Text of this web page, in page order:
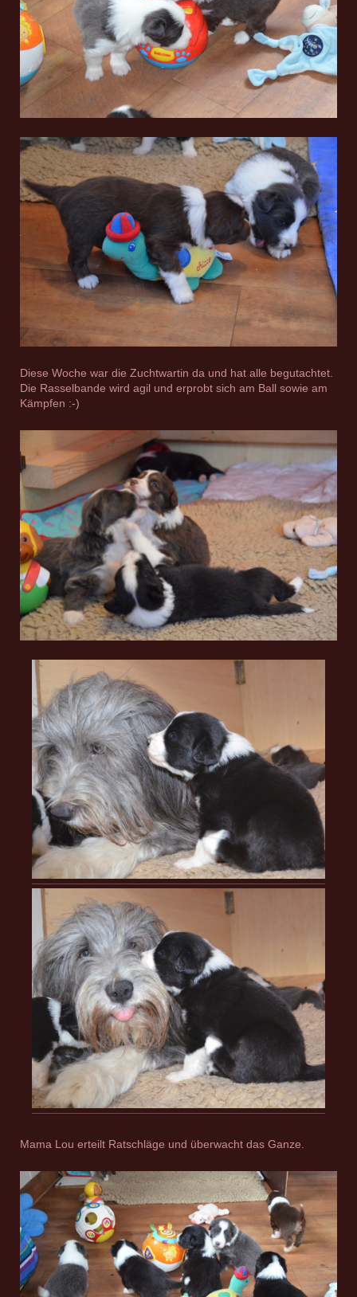
Diese Woche war die Zuchtwartin da und hat alle begutachtet.
Die Rasselbande wird agil und erprobt sich am Ball sowie am
Kämpfen :-)
Mama Lou erteilt Ratschläge und überwacht das Ganze.